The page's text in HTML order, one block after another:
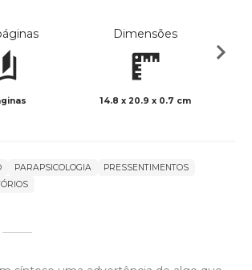
Dimensões
14.8 x 20.9 x 0.7 cm
PARAPSICOLOGIA
PRESSENTIMENTOS